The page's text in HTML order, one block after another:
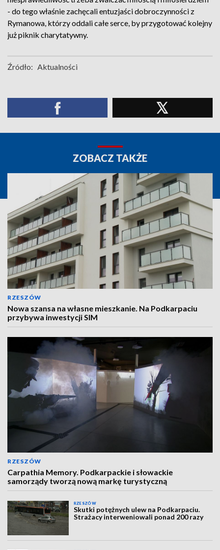
- do tego właśnie zachęcali entuzjaści dobroczynności z
Rymanowa, którzy oddali całe serce, by przygotować kolejny
już piknik charytatywny.
Źródło: Aktualności
ZOBACZ TAKŻE
RZESZÓW
Nowa szansa na własne mieszkanie. Na Podkarpaciu
przybywa inwestycji SIM
RZESZÓW
Carpathia Memory. Podkarpackie i słowackie
samorządy tworzą nową markę turystyczną
RZESZÓW
Skutki potężnych ulew na Podkarpaciu.
Strażacy interweniowali ponad 200 razy